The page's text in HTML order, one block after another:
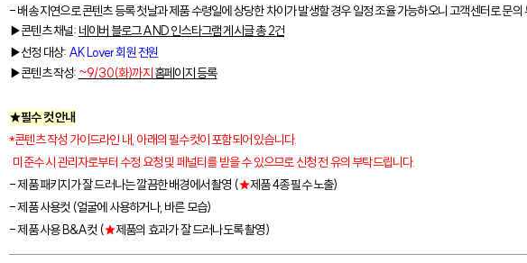
- 배송 지연으로 콘텐츠 등록 첫날과 제품 수령일에 상당한 차이가 발생할 경우 일정 조율 가능하오니 고객센터로 문의
▶콘텐츠 채널: 네이버 블로그 AND 인스타그램 게시글 총 2건
▶선정 대상: AK Lover 회원 전원
▶콘텐츠 작성: ~9/30(화)까지홈페이지 등록
★필수 컷 안내
*콘텐츠 작성 가이드라인 내, 아래의 필수컷이 포함되어 있습니다.
미준수 시 관리자로부터 수정 요청 및 페널티를 받을 수 있으므로 신청 전 유의 부탁드립니다.
- 제품 패키지가 잘 드러나는 깔끔한 배경에서 촬영 (★제품 4종 필수 노출)
- 제품 사용컷 (얼굴에 사용하거나, 바른 모습)
- 제품 사용 B&A컷 (★제품의 효과가 잘 드러나도록 촬영)